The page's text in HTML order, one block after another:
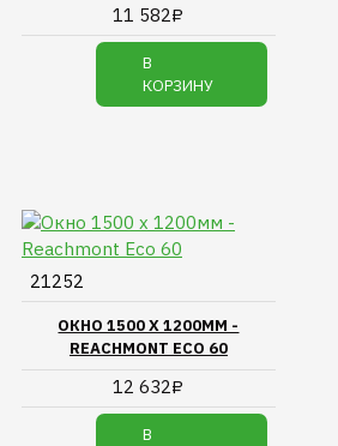
11 582₽
В
КОРЗИНУ
21252
ОКНО 1500 Х 1200ММ -
REACHMONT ECO 60
12 632₽
В